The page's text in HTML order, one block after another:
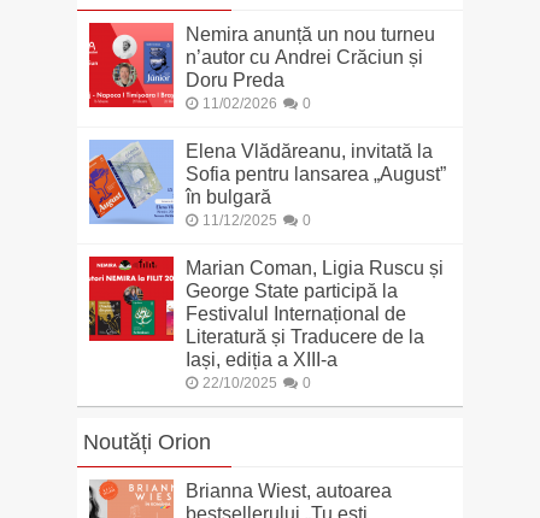
Nemira anunță un nou turneu
n’autor cu Andrei Crăciun și
Doru Preda
11/02/2026 0
Elena Vlădăreanu, invitată la
Sofia pentru lansarea „August”
în bulgară
11/12/2025 0
Marian Coman, Ligia Ruscu și
George State participă la
Festivalul Internațional de
Literatură și Traducere de la
Iași, ediția a XIII-a
22/10/2025 0
Noutăți Orion
Brianna Wiest, autoarea